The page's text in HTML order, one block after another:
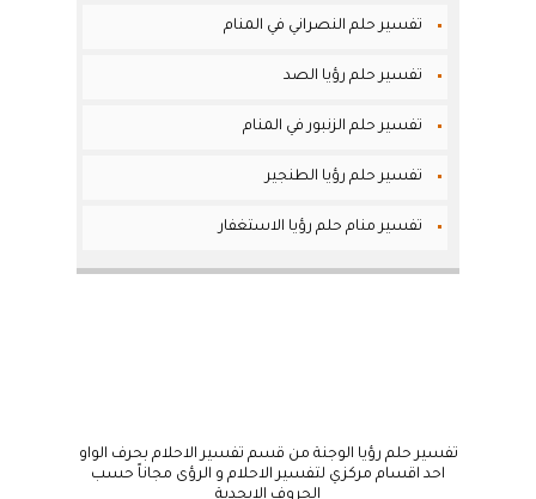
تفسير حلم النصراني في المنام
تفسير حلم رؤيا الصد
تفسير حلم الزنبور في المنام
تفسير حلم رؤيا الطنجير
تفسير منام حلم رؤيا الاستغفار
تفسير حلم رؤيا الوجنة من قسم تفسير الاحلام بحرف الواو
احد اقسام مركزي لتفسير الاحلام و الرؤى مجاناً حسب
الحروف الابجدية